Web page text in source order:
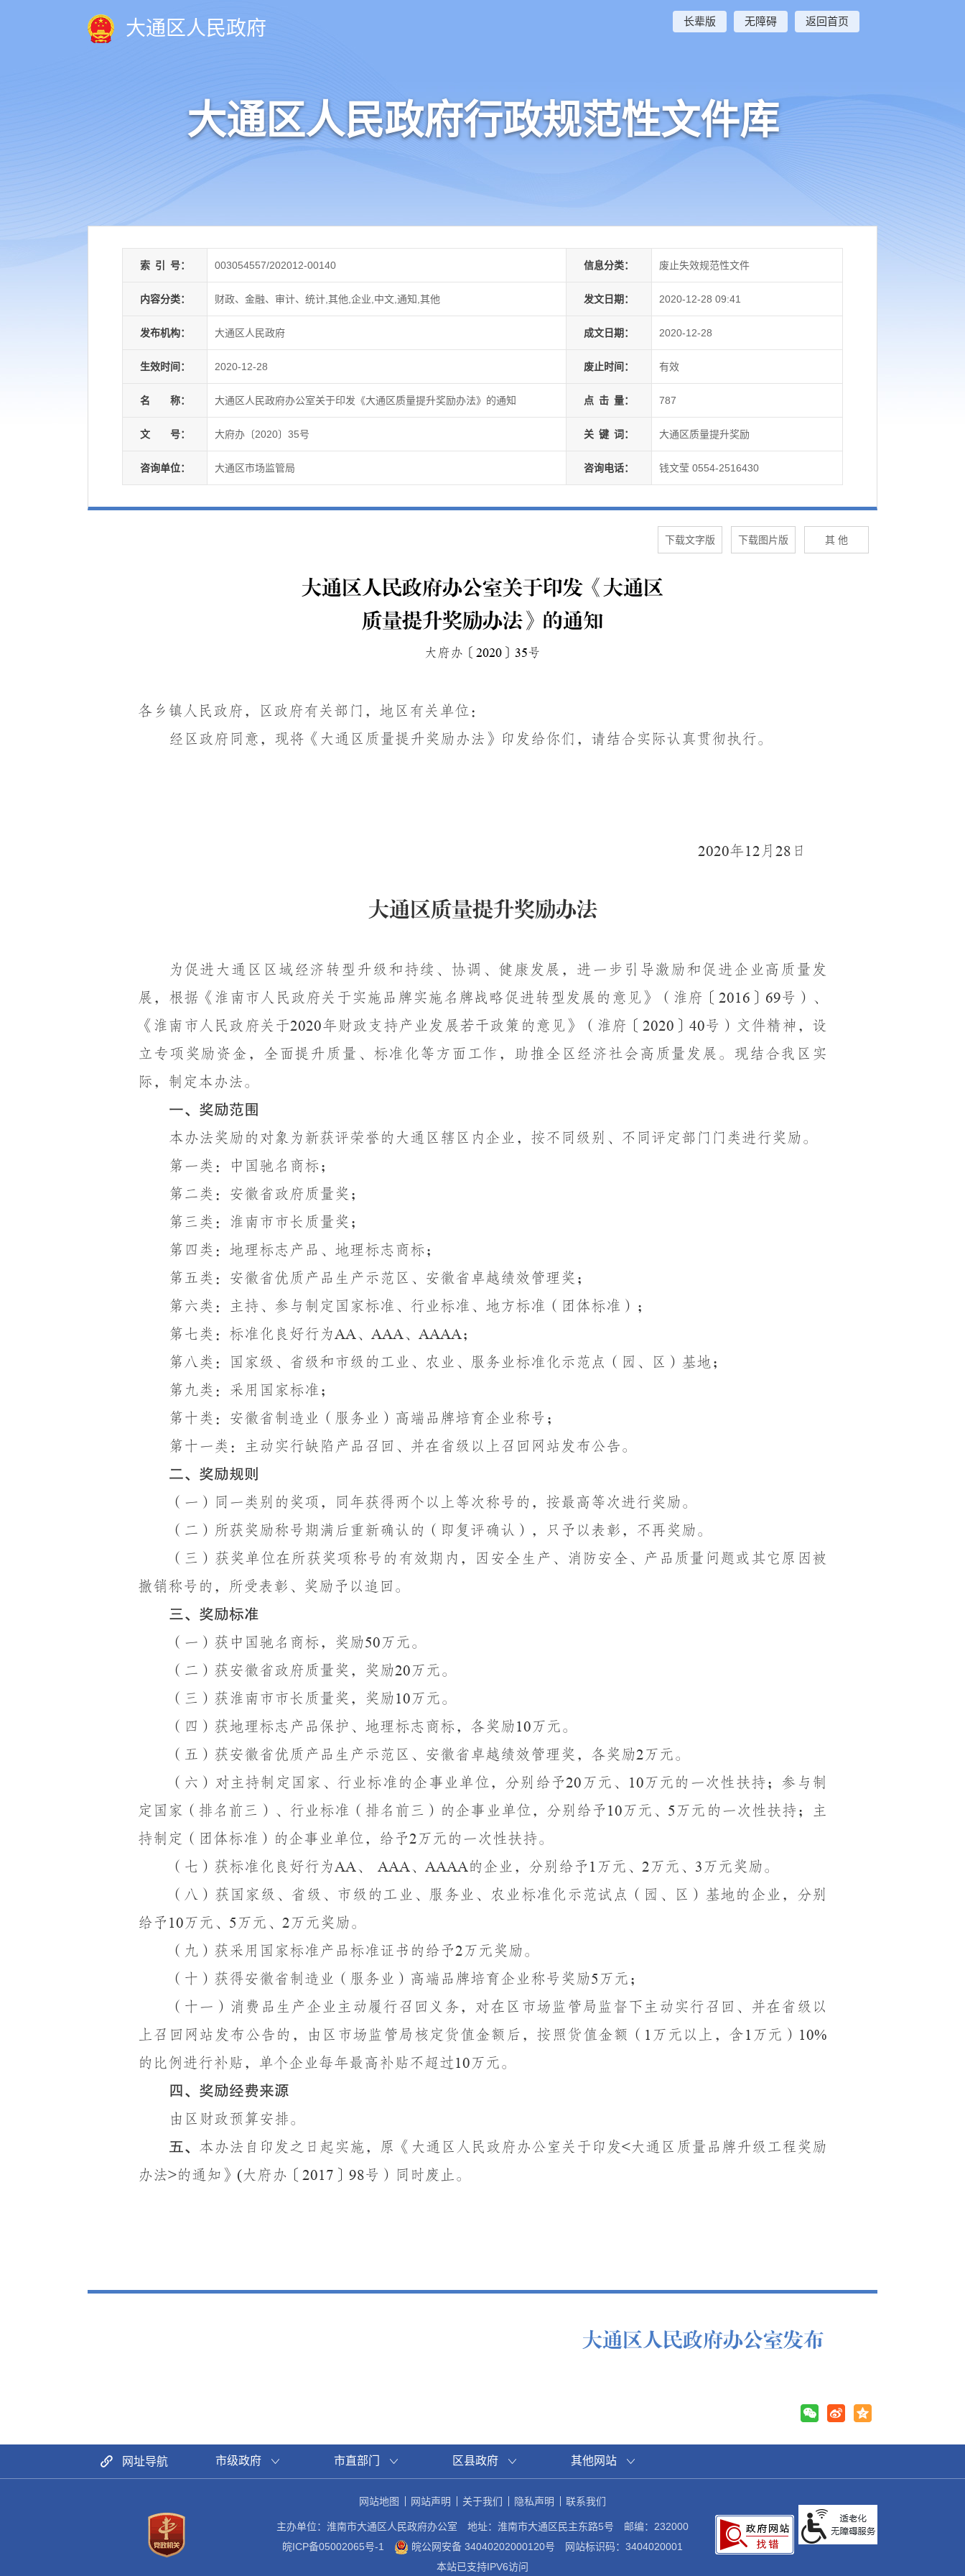
大通区人民政府 长辈版 无障碍 返回首页
大通区人民政府行政规范性文件库
索 引 号： 003054557/202012-00140 信息分类： 废止失效规范性文件
内容分类： 财政、金融、审计、统计,其他,企业,中文,通知,其他 发文日期： 2020-12-28 09:41
发布机构： 大通区人民政府 成文日期： 2020-12-28
生效时间： 2020-12-28 废止时间： 有效
名 称： 大通区人民政府办公室关于印发《大通区质量提升奖励办法》的通知 点 击 量： 787
文 号： 大府办〔2020〕35号 关 键 词： 大通区质量提升奖励
咨询单位： 大通区市场监管局 咨询电话： 钱文莹 0554-2516430
下载文字版 下载图片版 其 他
大通区人民政府办公室关于印发《大通区
质量提升奖励办法》的通知
大府办〔 2020 〕 35号
各乡镇人民政府，区政府有关部门， 地区有关单位：
经区政府同意，现将《大通区质量提升奖励办法》印发给你们，请结合实际认真贯彻执行。
2020年12 月 28 日
大通区质量提升奖励办法
为促进大通区区域经济转型升级和持续 、 协调 、 健康发展， 进一步 引导激励和促进企业高质量发
展，根据《淮南市人民政府关于实施品牌实施名牌战略促进转型发展的意见》
（ 淮府〔 2016 〕 69号 ） 、
《淮南市人民政府关于2020年财政支持产业发展若干政策的意见》（淮府〔 2020 〕40号）文件精神，设
立专项奖励资金，全面提升质量 、 标准化等方面工作，助推全区经济社会高质量发展 。 现结合我区实
际，制定本办法。
一、奖励范围
本办法奖励的对象为新获评荣誉的大通区辖区内企业，按不同级别、不同评定部门门类进行奖励。
第一类：中国驰名商标；
第二类：安徽省政府质量奖；
第三类：淮南市市长质量奖；
第四类：地理标志产品、地理标志商标；
第五类：安徽省优质产品生产示范区、安徽省卓越绩效管理奖；
第六类：主持、参与制定国家标准、行业标准、地方标准（团体标准）；
第七类：标准化良好行为AA、 AAA、 AAAA；
第八类：国家级、省级和市级的工业、农业、服务业标准化示范点（园、区）基地；
第九类：采用国家标准 ；
第十类：安徽省制造业（服务业）高端品牌培育企业称号；
第十一类：主动实行缺陷产品召回、并在省级以上召回网站发布公告。
二、奖励规则
（一）同一类别的奖项，同年获得两个以上等次称号的，按最高等次进行奖励。
（二）所获奖励称号期满后重新确认的（即复评确认），只予以表彰，不再奖励。
（三）获奖单位在所获奖项称号的有效期内，因 安全生产、消防安全、
产品质量问题或其它原因被
撤销称号的，所受表彰、奖励予以追回。
三、奖励标准
（一）获中国驰名商标，奖励50万元。
（二）获安徽省政府质量奖，奖励20万元。
（三）获淮南市市长质量奖，奖励10万元。
（四）获地理标志产品保护、地理标志商标，各奖励10万元。
（五）获安徽省优质产品生产示范区、安徽省卓越绩效管理奖，各奖励2万元。
（六）对主持制定国家、行业标准的企事业单位，分别给予20 万元、 10万元的一次性扶持；参与制
定国家（排名前三）、行业标准（排名前三）的企事业单位，分别给予 10万元、 5 万元的一次性扶持；主
持制定（团体标准）的企事业单位，给予2万元的一次性扶持。
（七）获标准化良好行为AA、 AAA、 AAAA的企业，分别给予 1 万元、 2万元、 3 万元奖励。
（八）获国家级、省级、市级的工业、服务业、农业标准化示范试点（园、区）基地的企业，分别
给予 10万元、 5 万元、 2万元奖励。
（九）获采用国家标准产品标准证书的给予2万元奖励。
（十）获得安徽省制造业（服务业）高端品牌培育企业称号奖励5 万元；
（十一）消费品生产企业主动履行召回义务，对在区市场监管局监督下主动实行召回、并在省级以
上召回网站发布公告的，由区市场监管局核定货值金额后，按照货值金额（ 1 万元以上，含1 万元） 10%
的比例进行补贴，单个企业每年最高补贴不超过10万元。
四、奖励经费来源
由区财政预算安排。
五、 本办法自印发之日起实施，原《大通区人民政府办公室 关于 印发<大通区质量品牌升级工程奖励
办法>的通知》 (大府办〔 2017 〕 98号）同时废止。
大通区人民政府办公室发布
网址导航 市级政府 市直部门 区县政府 其他网站
网站地图 网站声明 关于我们 隐私声明 联系我们
主办单位：淮南市大通区人民政府办公室 地址：淮南市大通区民主东路5号
邮编：232000
皖ICP备05002065号-1
皖公网安备 34040202000120号
网站标识码：3404020001
本站已支持IPV6访问